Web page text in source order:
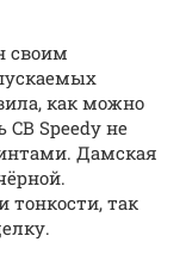
своим
как можно
Speedy не
Дамская
так